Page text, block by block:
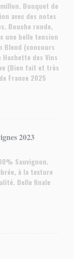
Bouquet de
avec des notes
Bouche ronde,
une belle tension
Blend (concours
Hachette des Vins
(Bien fait et très
France 2025
2023
Sauvignon.
à la texture
Belle finale